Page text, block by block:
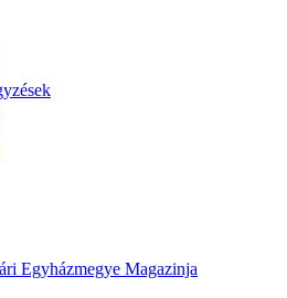
Egyházmegye Magazinja